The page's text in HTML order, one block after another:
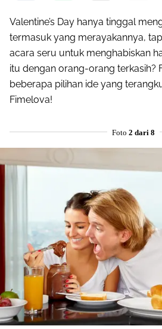
Valentine’s Day hanya tinggal
termasuk yang merayakannya,
acara seru untuk menghabiskan
itu dengan orang-orang terkasih?
beberapa pilihan ide yang
Fimelova!
Foto 2 dari 8